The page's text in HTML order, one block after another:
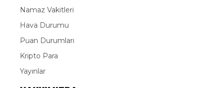
Namaz Vakitleri
Hava Durumu
Puan Durumları
Kripto Para
Yayınlar